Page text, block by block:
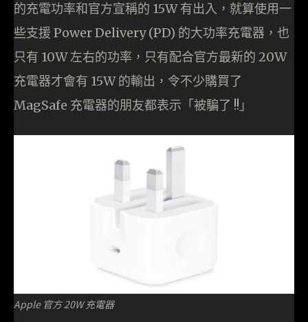
的充電功率和官方宣稱的 15W 有出入，就算使用一
些支援 Power Delivery (PD) 的大功率充電器，也
只有 10W 左右的功率，只有配合官方最新的 20W
充電器才會有 15W 的輸出，令不少購買了
MagSafe 充電器的朋友都表示「被騙了 !!」
Apple 官方 20W 充電器